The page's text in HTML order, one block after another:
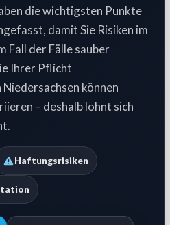
die wichtigsten Punkte
damit Sie Risiken im
Fall der Fälle sauber
Ihrer Pflicht
können
– deshalb lohnt sich
Haftungsrisiken